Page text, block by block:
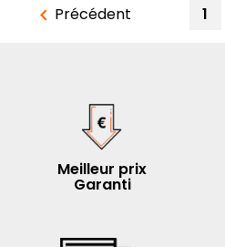
 Précédent 1
Meilleur prix
Garanti